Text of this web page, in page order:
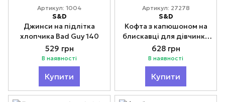
Артикул: 1004
S&D
Джинси на підлітка
хлопчика Bad Guy 140
529 грн
В наявності
Купити
Артикул: 27278
S&D
Кофта з капюшоном на
блискавці для дівчинки
Тедді 134-164
628 грн
В наявності
Купити